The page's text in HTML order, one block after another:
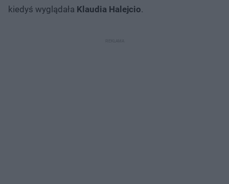
(@pierwszamilosc)
kiedyś wyglądała Klaudia Halejcio.